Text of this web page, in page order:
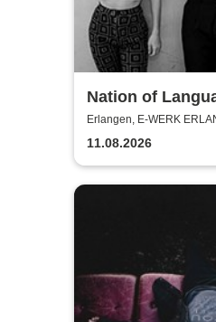
Nation of
Erlangen, E-WERK
11.08.2026